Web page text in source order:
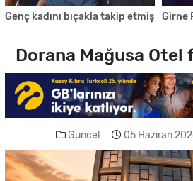
Genç kadını bıçakla takip etmiş Girne
Dorana Mağusa Otel
Güncel 05 Haziran